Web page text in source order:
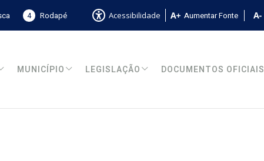
4 Rodapé Acessibilidade Aumentar Fonte
MUNICÍPIO LEGISLAÇÃO DOCUMENTOS OFICIAIS